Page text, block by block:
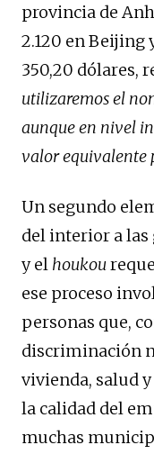
provincia de
2.120 en Beijing
350,20 dólares,
utilizaremos el
aunque en nivel
valor equivalente
Un segundo
del interior a las
y el houkou
ese proceso
personas que,
discriminación
vivienda, salud
la calidad del
muchas